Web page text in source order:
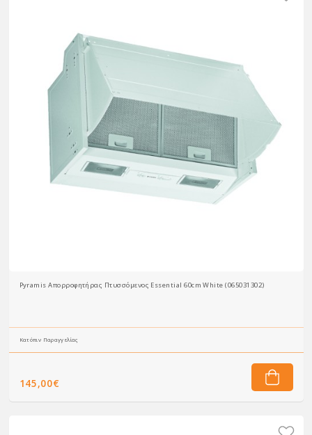
Pyramis Απορροφητήρας Πτυσσόμενος Essential 60cm White (065031302)
Κατόπιν Παραγγελίας
145,00€